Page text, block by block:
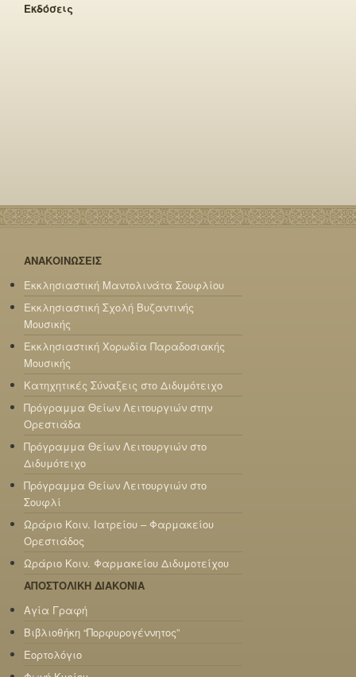
Εκδόσεις
ΑΝΑΚΟΙΝΩΣΕΙΣ
Εκκλησιαστική Μαντολινάτα Σουφλίου
Εκκλησιαστική Σχολή Βυζαντινής
Μουσικής
Εκκλησιαστική Χορωδία Παραδοσιακής
Μουσικής
Κατηχητικές Σύναξεις στο Διδυμότειχο
Πρόγραμμα Θείων Λειτουργιών στην
Ορεστιάδα
Πρόγραμμα Θείων Λειτουργιών στο
Διδυμότειχο
Πρόγραμμα Θείων Λειτουργιών στο
Σουφλί
Ωράριο Κοιν. Ιατρείου – Φαρμακείου
Ορεστιάδος
Ωράριο Κοιν. Φαρμακείου Διδυμοτείχου
ΑΠΟΣΤΟΛΙΚΗ ΔΙΑΚΟΝΙΑ
Αγία Γραφή
Βιβλιοθήκη “Πορφυρογέννητος”
Εορτολόγιο